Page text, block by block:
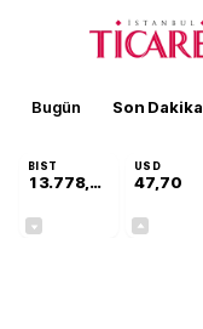
Bugün Son Dakika
BIST
13.778,60
USD
47,70